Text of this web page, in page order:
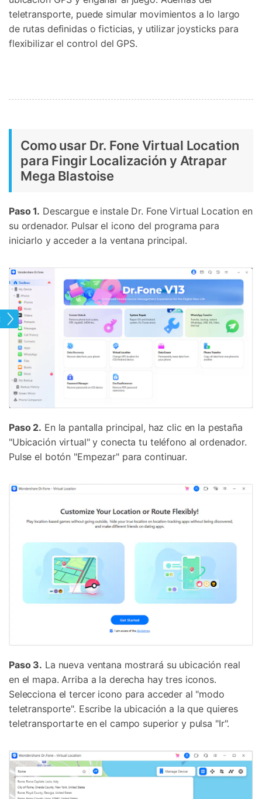
teletransporte, puede simular movimientos a lo largo
de rutas definidas o ficticias, y utilizar joysticks para
flexibilizar el control del GPS.
Como usar Dr. Fone Virtual Location
para Fingir Localización y Atrapar
Mega Blastoise
Paso 1. Descargue e instale Dr. Fone Virtual Location en
su ordenador. Pulsar el icono del programa para
iniciarlo y acceder a la ventana principal.
Paso 2. En la pantalla principal, haz clic en la pestaña
"Ubicación virtual" y conecta tu teléfono al ordenador.
Pulse el botón "Empezar" para continuar.
Paso 3. La nueva ventana mostrará su ubicación real
en el mapa. Arriba a la derecha hay tres iconos.
Selecciona el tercer icono para acceder al "modo
teletransporte". Escribe la ubicación a la que quieres
teletransportarte en el campo superior y pulsa "Ir".